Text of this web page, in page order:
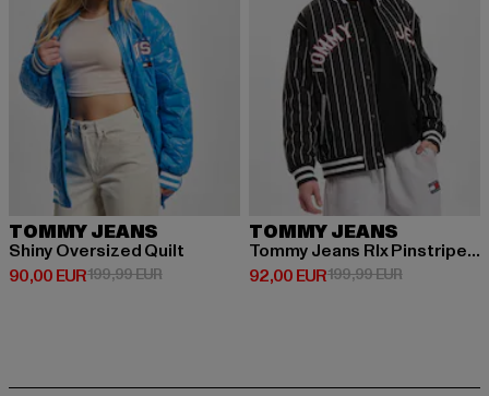
TOMMY JEANS
Shiny Oversized Quilt
90,00 EUR
Derzeitiger Preis: 90,00 EUR
199,99 EURAktionspreis: 199,99 EUR
TOMMY JEANS
Tommy Jeans Rlx Pinstripe Bomberjacke
92,00 EUR
Derzeitiger Preis: 92,00 EUR
199,99 EUR